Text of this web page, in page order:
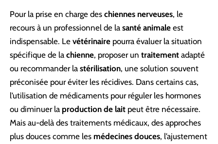
Pour la prise en charge des chiennes nerveuses, le
recours à un professionnel de la santé animale est
indispensable. Le vétérinaire pourra évaluer la situation
spécifique de la chienne, proposer un traitement adapté
ou recommander la stérilisation, une solution souvent
préconisée pour éviter les récidives. Dans certains cas,
l’utilisation de médicaments pour réguler les hormones
ou diminuer la production de lait peut être nécessaire.
Mais au-delà des traitements médicaux, des approches
plus douces comme les médecines douces, l’ajustement